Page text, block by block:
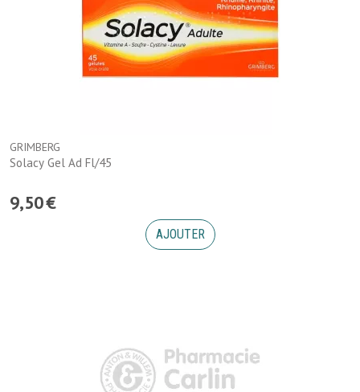
GRIMBERG
Solacy Gel Ad Fl/45
9,50€
AJOUTER